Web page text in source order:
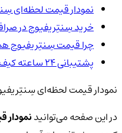
نمودار قیمت لحظه‌ای
خرید سِنتِریفیوج در
چرا قیمت سِنتِریفیوج
پشتیبانی ۲۴ ساعته کیف پول من
نمودار قیمت لحظه‌ای
در این صفحه می‌توانیدنمودار